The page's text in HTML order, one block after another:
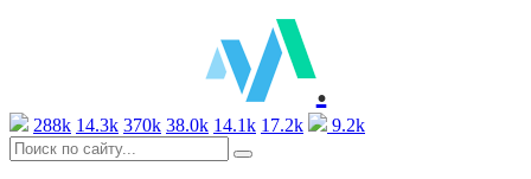
.
288k 14.3k 370k 38.0k 14.1k 17.2k 9.2k